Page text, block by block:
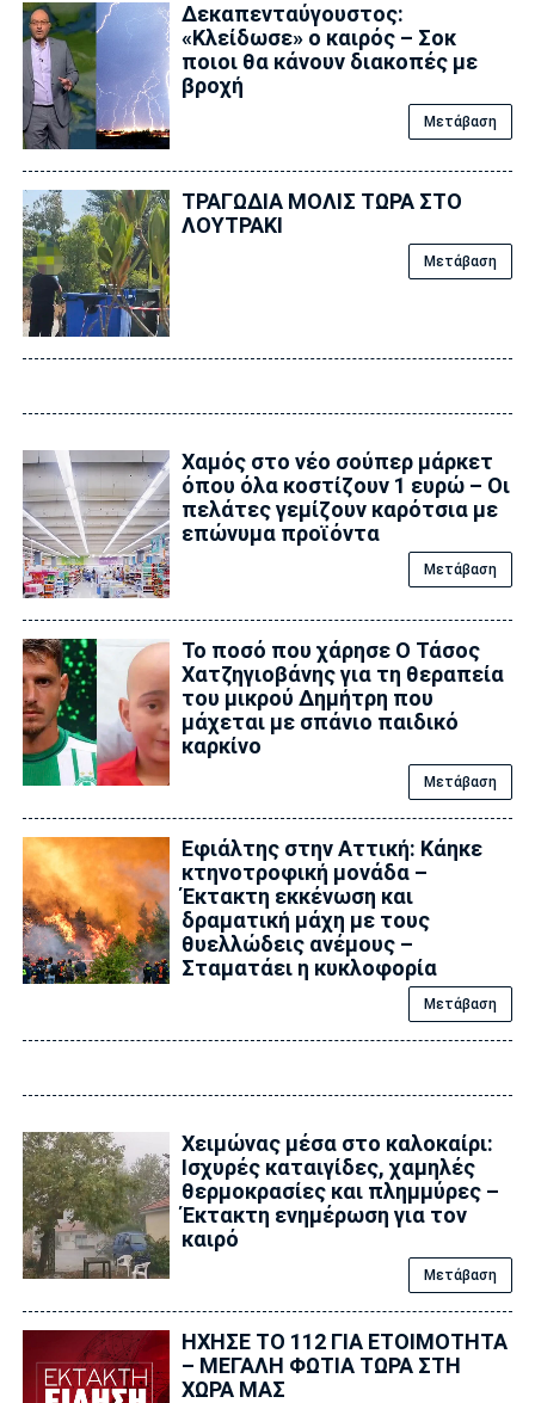
Δεκαπενταύγουστος:
«Κλείδωσε» ο καιρός – Σoκ
ποιοι θα κάνουν διακοπές με
βροχή
Μετάβαση
ΤΡΑΓΩΔΙΑ ΜΟΛΙΣ ΤΩΡΑ ΣΤΟ
ΛΟΥΤΡΑΚΙ
Μετάβαση
Χαμός στο νέο σούπερ μάρκετ
όπου όλα κοστίζουν 1 ευρώ – Οι
πελάτες γεμίζουν καρότσια με
επώνυμα προϊόντα
Μετάβαση
Το ποσό που χάρησε Ο Τάσος
Χατζηγιοβάνης για τη θεραπεία
του μικρού Δημήτρη που
μάχεται με σπάνιο παιδικό
καρκίνο
Μετάβαση
Εφιάλτης στην Αττική: Κάηκε
κτηνοτροφική μονάδα –
Έκτακτη εκκένωση και
δραματική μάχη με τους
θυελλώδεις ανέμους –
Σταματάει η κυκλοφορία
Μετάβαση
Χειμώνας μέσα στο καλοκαίρι:
Ισχυρές καταιγίδες, χαμηλές
θερμοκρασίες και πλημμύρες –
Έκτακτη ενημέρωση για τον
καιρό
Μετάβαση
ΗΧΗΣΕ ΤΟ 112 ΓΙΑ ΕΤΟΙΜΟΤΗΤΑ
– ΜΕΓΑΛΗ ΦΩΤΙΑ ΤΩΡΑ ΣΤΗ
ΧΩΡΑ ΜΑΣ